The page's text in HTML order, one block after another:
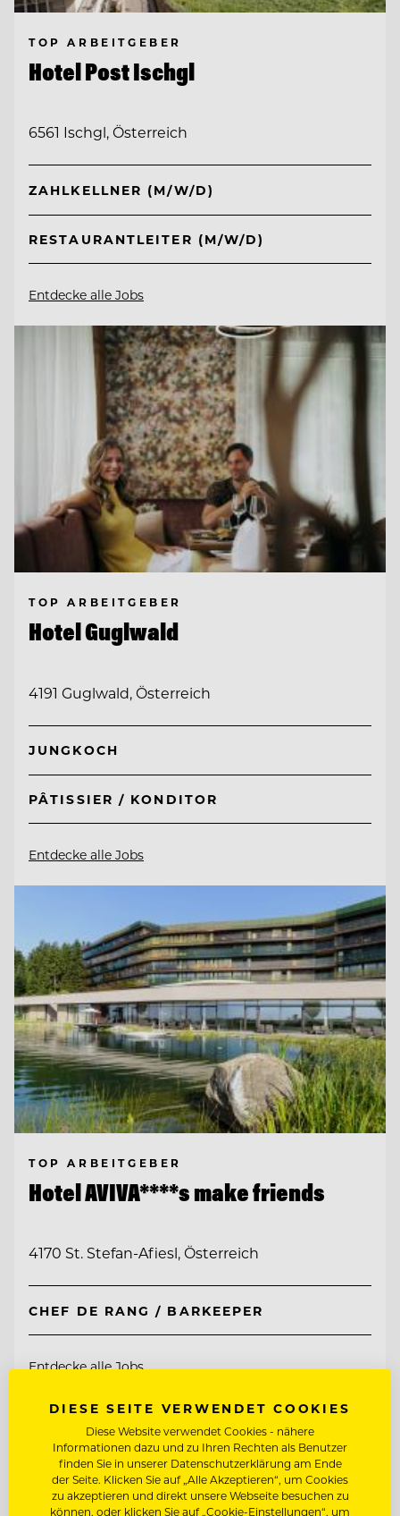
TOP ARBEITGEBER
Hotel Post Ischgl
6561 Ischgl, Österreich
ZAHLKELLNER (M/W/D)
RESTAURANTLEITER (M/W/D)
Entdecke alle Jobs
TOP ARBEITGEBER
Hotel Guglwald
4191 Guglwald, Österreich
JUNGKOCH
PÂTISSIER / KONDITOR
Entdecke alle Jobs
TOP ARBEITGEBER
Hotel AVIVA****s make friends
4170 St. Stefan-Afiesl, Österreich
CHEF DE RANG / BARKEEPER
Entdecke alle Jobs
DIESE SEITE VERWENDET COOKIES
Diese Website verwendet Cookies - nähere
Informationen dazu und zu Ihren Rechten als Benutzer
finden Sie in unserer Datenschutzerklärung am Ende
der Seite. Klicken Sie auf „Alle Akzeptieren“, um Cookies
zu akzeptieren und direkt unsere Webseite besuchen zu
können, oder klicken Sie auf „Cookie-Einstellungen“, um